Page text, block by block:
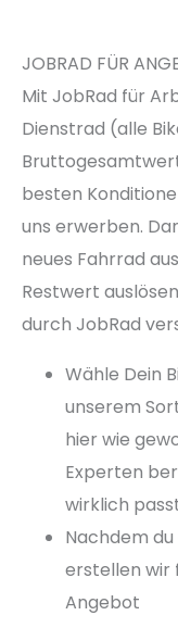
JOBRAD FÜR
Mit JobRad für
Dienstrad (alle
besten
uns erwerben.
neues Fahrrad
Restwert
durch JobRad
Wähle Dein
unserem
hier wie
Experten
wirklich
Nachdem
erstellen wir
Angebot